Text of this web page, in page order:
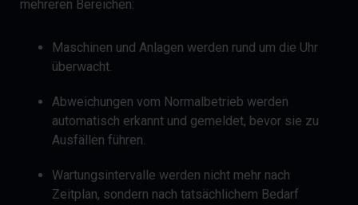
mehreren Bereichen:
Maschinen und Anlagen werden rund um die Uhr
überwacht.
Abweichungen vom Normalbetrieb werden
automatisch erkannt und gemeldet, bevor sie zu
Ausfällen führen.
Wartungsintervalle werden nicht mehr nach
Zeitplan, sondern nach tatsächlichem Bedarf